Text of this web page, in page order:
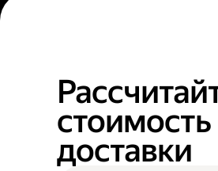
стоимость
доставки